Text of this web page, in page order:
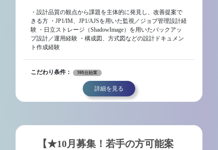
・設計品質の観点から課題を主体的に発見し、改善提案で
きる方 ・JP1/IM、JP1/AJSを用いた監視／ジョブ管理設計経
験 ・日立ストレージ（ShadowImage）を用いたバックアッ
プ設計／運用経験 ・構成図、方式図などの設計ドキュメン
ト作成経験
こだわり条件： 9時台始業
詳細を見る
【★10月募集！若手の方可能案